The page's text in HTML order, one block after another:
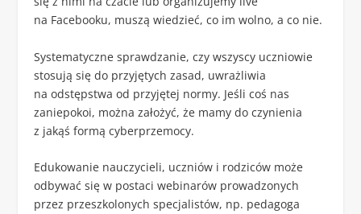
na Facebooku, muszą wiedzieć, co im wolno, a co nie.
Systematyczne sprawdzanie, czy wszyscy uczniowie
stosują się do przyjętych zasad, uwrażliwia
na odstępstwa od przyjętej normy. Jeśli coś nas
zaniepokoi, można założyć, że mamy do czynienia
z jakąś formą cyberprzemocy.
Edukowanie nauczycieli, uczniów i rodziców może
odbywać się w postaci webinarów prowadzonych
przez przeszkolonych specjalistów, np. pedagoga